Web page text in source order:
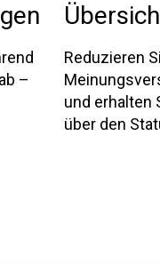
–
Reduzieren
und erhalten
über den